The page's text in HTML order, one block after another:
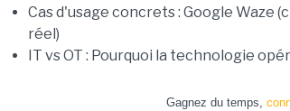
Cas d'usage concrets : Google Waze
réel)
IT vs OT : Pourquoi la technologie
Gagnez du temps,